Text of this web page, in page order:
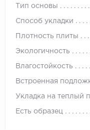
Тип основы
Способ укладки
Плотность плиты
Экологичность
Влагостойкость
Встроенная
Укладка на теплый
Есть образец